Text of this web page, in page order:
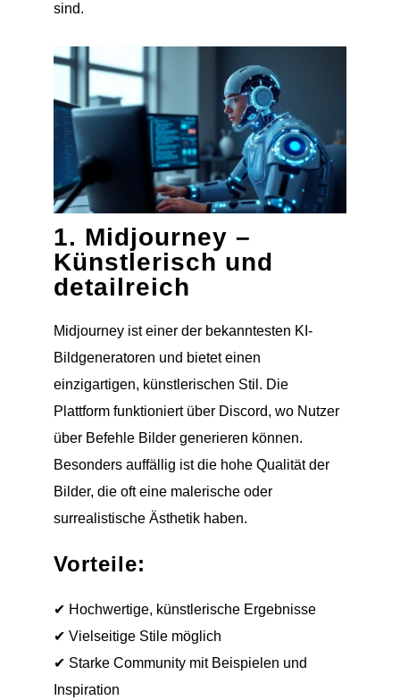
sind.
1. Midjourney –
Künstlerisch und
detailreich
Midjourney ist einer der bekanntesten KI-
Bildgeneratoren und bietet einen
einzigartigen, künstlerischen Stil. Die
Plattform funktioniert über Discord, wo Nutzer
über Befehle Bilder generieren können.
Besonders auffällig ist die hohe Qualität der
Bilder, die oft eine malerische oder
surrealistische Ästhetik haben.
Vorteile:
✔ Hochwertige, künstlerische Ergebnisse
✔ Vielseitige Stile möglich
✔ Starke Community mit Beispielen und
Inspiration